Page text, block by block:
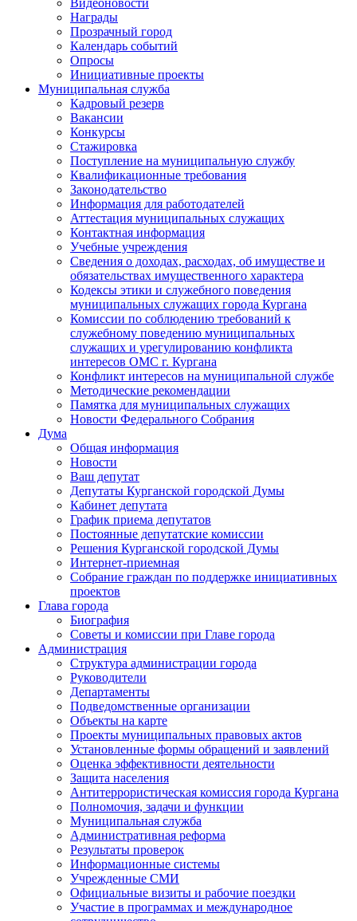
Видеоновости
Награды
Прозрачный город
Календарь событий
Опросы
Инициативные проекты
Муниципальная служба
Кадровый резерв
Вакансии
Конкурсы
Стажировка
Поступление на муниципальную службу
Квалификационные требования
Законодательство
Информация для работодателей
Аттестация муниципальных служащих
Контактная информация
Учебные учреждения
Сведения о доходах, расходах, об имуществе и
обязательствах имущественного характера
Кодексы этики и служебного поведения
муниципальных служащих города Кургана
Комиссии по соблюдению требований к
служебному поведению муниципальных
служащих и урегулированию конфликта
интересов ОМС г. Кургана
Конфликт интересов на муниципальной службе
Методические рекомендации
Памятка для муниципальных служащих
Новости Федерального Cобрания
Дума
Общая информация
Новости
Ваш депутат
Депутаты Курганской городской Думы
Кабинет депутата
График приема депутатов
Постоянные депутатские комиссии
Решения Курганской городской Думы
Интернет-приемная
Собрание граждан по поддержке инициативных
проектов
Глава города
Биография
Советы и комиссии при Главе города
Администрация
Структура администрации города
Руководители
Департаменты
Подведомственные организации
Объекты на карте
Проекты муниципальных правовых актов
Установленные формы обращений и заявлений
Оценка эффективности деятельности
Защита населения
Антитеррористическая комиссия города Кургана
Полномочия, задачи и функции
Муниципальная служба
Административная реформа
Результаты проверок
Информационные системы
Учрежденные СМИ
Официальные визиты и рабочие поездки
Участие в программах и международное